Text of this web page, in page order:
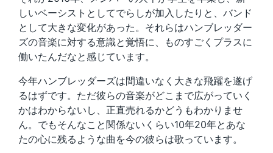
しいベーシストとしてでらしが加入したりと、バンド
として大きな変化があった。それらはハンブレッダー
ズの音楽に対する意識と覚悟に、ものすごくプラスに
働いたんだなと感じています。
今年ハンブレッダーズは間違いなく大きな飛躍を遂げ
るはずです。ただ彼らの音楽がどこまで広がっていく
かはわからないし、正直売れるかどうもわかりませ
ん。でもそんなこと関係ないくらい10年20年とあな
たの心に残るような曲を今の彼らは歌っています。